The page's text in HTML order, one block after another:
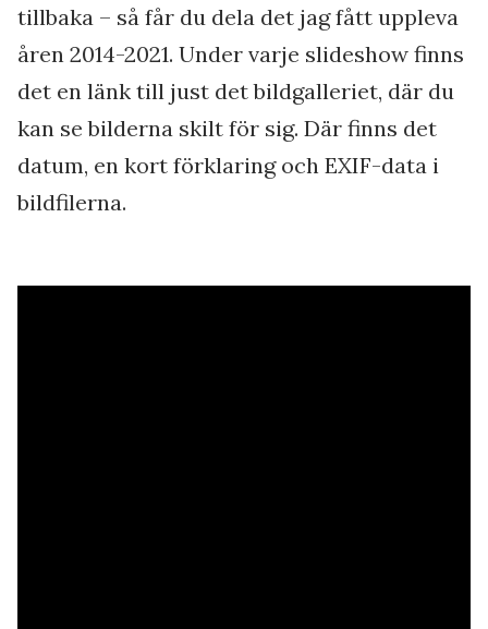
tillbaka – så får du dela det jag fått uppleva
åren 2014-2021. Under varje slideshow finns
det en länk till just det bildgalleriet, där du
kan se bilderna skilt för sig. Där finns det
datum, en kort förklaring och EXIF-data i
bildfilerna.